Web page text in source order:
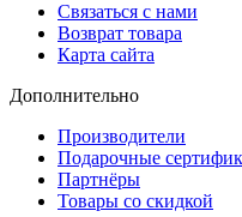
Связаться с нами
Возврат товара
Карта сайта
Дополнительно
Производители
Подарочные
Партнёры
Товары со скидкой